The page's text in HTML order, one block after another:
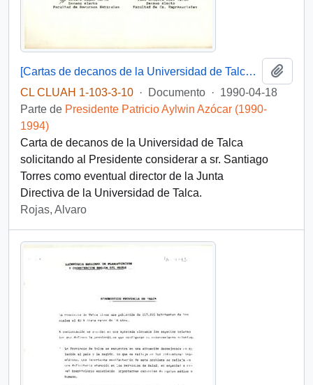
[Cartas de decanos de la Universidad de Talca dirigida al Presidente Aylwin]
CL CLUAH 1-103-3-10 · Documento · 1990-04-18
Parte de Presidente Patricio Aylwin Azócar (1990-
1994)
Carta de decanos de la Universidad de Talca
solicitando al Presidente considerar a sr. Santiago
Torres como eventual director de la Junta
Directiva de la Universidad de Talca.
Rojas, Alvaro